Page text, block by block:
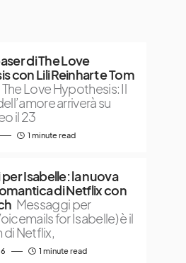
di The Love
con Lili Reinhart e Tom
The Love Hypothesis: Il
arriverà su
il 23
1 minute read
Isabelle: la nuova
di Netflix con
Messaggi per
for Isabelle) è il
di Netflix,
1 minute read